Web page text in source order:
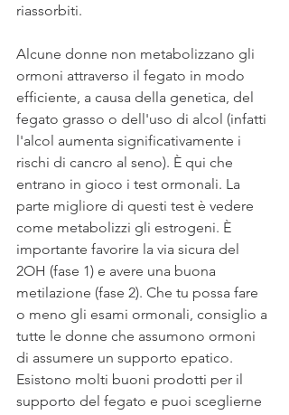
riassorbiti.
Alcune donne non metabolizzano gli
ormoni attraverso il fegato in modo
efficiente, a causa della genetica, del
fegato grasso o dell'uso di alcol (infatti
l'alcol aumenta significativamente i
rischi di cancro al seno). È qui che
entrano in gioco i test ormonali. La
parte migliore di questi test è vedere
come metabolizzi gli estrogeni. È
importante favorire la via sicura del
2OH (fase 1) e avere una buona
metilazione (fase 2). Che tu possa fare
o meno gli esami ormonali, consiglio a
tutte le donne che assumono ormoni
di assumere un supporto epatico.
Esistono molti buoni prodotti per il
supporto del fegato e puoi sceglierne